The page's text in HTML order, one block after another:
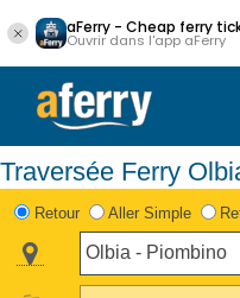
aFerry - Cheap ferry
Ouvrir dans l'app aFerry
Traversée Ferry
Retour Aller Simple